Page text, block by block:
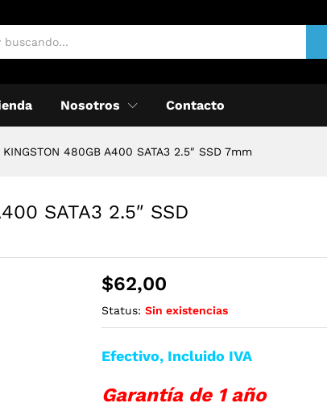
Nosotros Contacto
KINGSTON 480GB A400 SATA3 2.5″ SSD 7mm
SATA3 2.5″ SSD
$62,00
Status: Sin existencias
Efectivo, Incluido IVA
Garantía de 1 año